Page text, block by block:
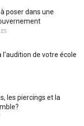
poser dans une
de votre école
les piercings et la